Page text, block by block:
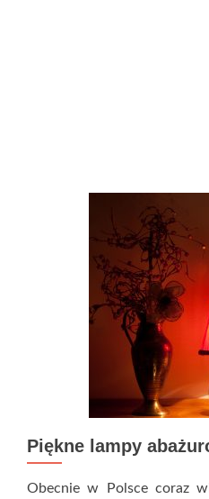
Piękne lampy
Obecnie w Polsce coraz